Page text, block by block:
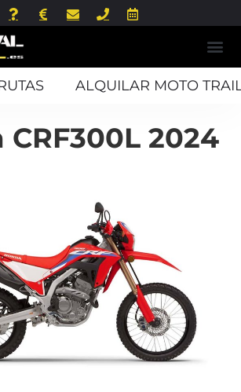
ALQUILAR MOTO
CRF300L 2024